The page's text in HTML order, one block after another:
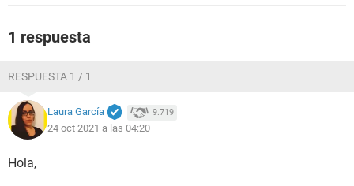
1 respuesta
RESPUESTA 1 / 1
Laura García 9.719
24 oct 2021 a las 04:20
Hola,